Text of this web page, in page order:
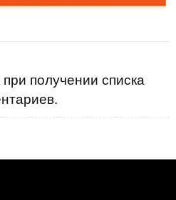
получении списка